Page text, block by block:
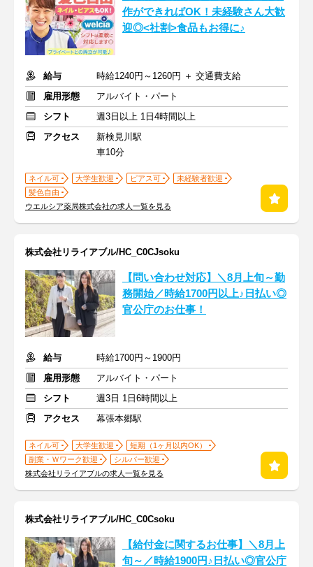
作ができればOK！未経験さん大歓
迎◎<社割>食品もお得に♪
給与
時給1240円～1260円 ＋ 交通費支給
雇用形態
アルバイト・パート
シフト
週3日以上 1日4時間以上
アクセス
新検見川駅
車10分
ネイル可 大学生歓迎 ピアス可
未経験者歓迎
髪色自由
ウエルシア薬局株式会社の求人一覧を見る
株式会社リライアブル/HC_C0CJsoku
【問い合わせ対応】＼8月上旬～勤
務開始／時給1700円以上♪日払い◎
官公庁のお仕事！
給与
時給1700円～1900円
雇用形態
アルバイト・パート
シフト
週3日 1日6時間以上
アクセス
幕張本郷駅
ネイル可 大学生歓迎
短期（1ヶ月以内OK）
副業・Ｗワーク歓迎
シルバー歓迎
株式会社リライアブルの求人一覧を見る
株式会社リライアブル/HC_C0Csoku
【給付金に関するお仕事】＼8月上
旬～／時給1900円♪日払い◎官公庁